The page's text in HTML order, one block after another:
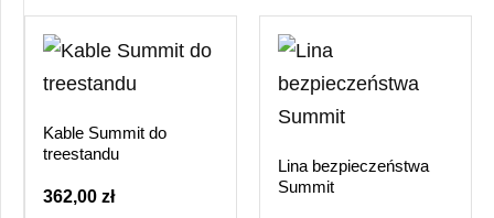
Kable Summit do
treestandu
362,00 zł
Lina bezpieczeństwa
Summit